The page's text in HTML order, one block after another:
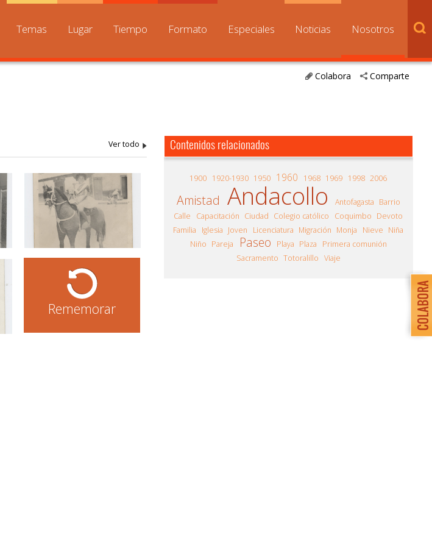
Temas Lugar Tiempo Formato Especiales Noticias Nosotros
Comparte
Colabora
Rememorar
Contenidos relacionados
1900 1920-1930 1950 1960 1968 1969 1998 2006
Amistad Andacollo Antofagasta Barrio
Calle
Capacitación Ciudad Colegio católico Coquimbo Devoto
Familia
Iglesia Joven Licenciatura Migración Monja Nieve Niña
Niño Pareja Paseo Playa Plaza
Primera comunión
Sacramento Totoralillo Viaje